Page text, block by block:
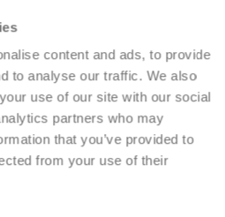
content and ads, to provide
to analyse our traffic. We also
use of our site with our social
partners who may
that you’ve provided to
from your use of their
katera koli polja obrazca